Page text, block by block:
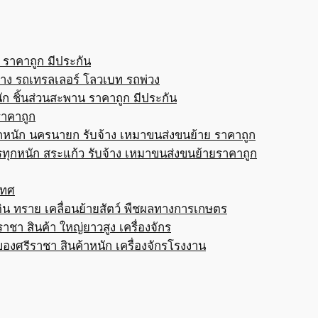
าคาถูก มีประกัน
รถเทรลเลอร์ โลวเบท รถพ่วง
ชิ้นส่วนสะพาน ราคาถูก มีประกัน
คาถูก
นัก นครนายก รับจ้าง เหมาขนส่งขนย้าย ราคาถูก
กหนัก สระแก้ว รับจ้าง เหมาขนส่งขนย้ายราคาถูก
ศ
ทราย เคลื่อนย้ายสัตว์ พืชผลทางการเกษตร
ชา สินค้า ใหญ่ยาวสูง เครื่องจักร
งศรีราชา สินค้าหนัก เครื่องจักรโรงงาน